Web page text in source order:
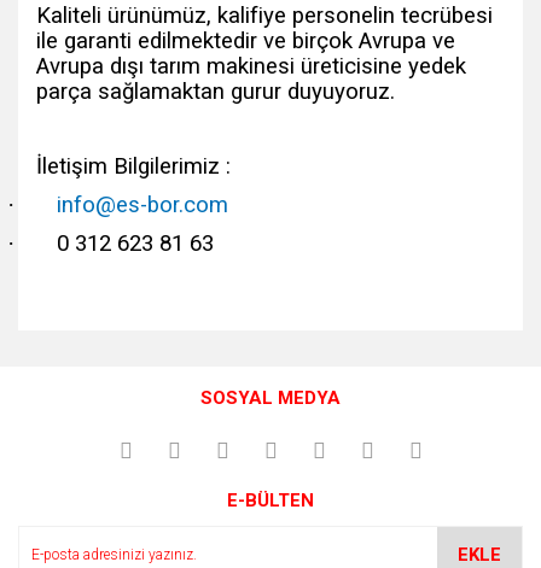
Kaliteli ürünümüz, kalifiye personelin tecrübesi
ile garanti edilmektedir ve birçok Avrupa ve
Avrupa dışı tarım makinesi üreticisine yedek
parça sağlamaktan gurur duyuyoruz.
İletişim Bilgilerimiz :
· info@es-bor.com
· 0 312 623 81 63
Yorum Yaz
Görüş ve önerileriniz için teşekkür ederiz.
Ürün açıklamasında eksik bilgiler bulunuyor.
SOSYAL MEDYA
E-BÜLTEN
EKLE